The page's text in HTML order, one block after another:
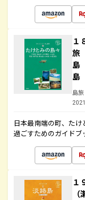
１
旅
島
島
島旅
日本最南端の町、たけ
過ごすためのガイドブ
１